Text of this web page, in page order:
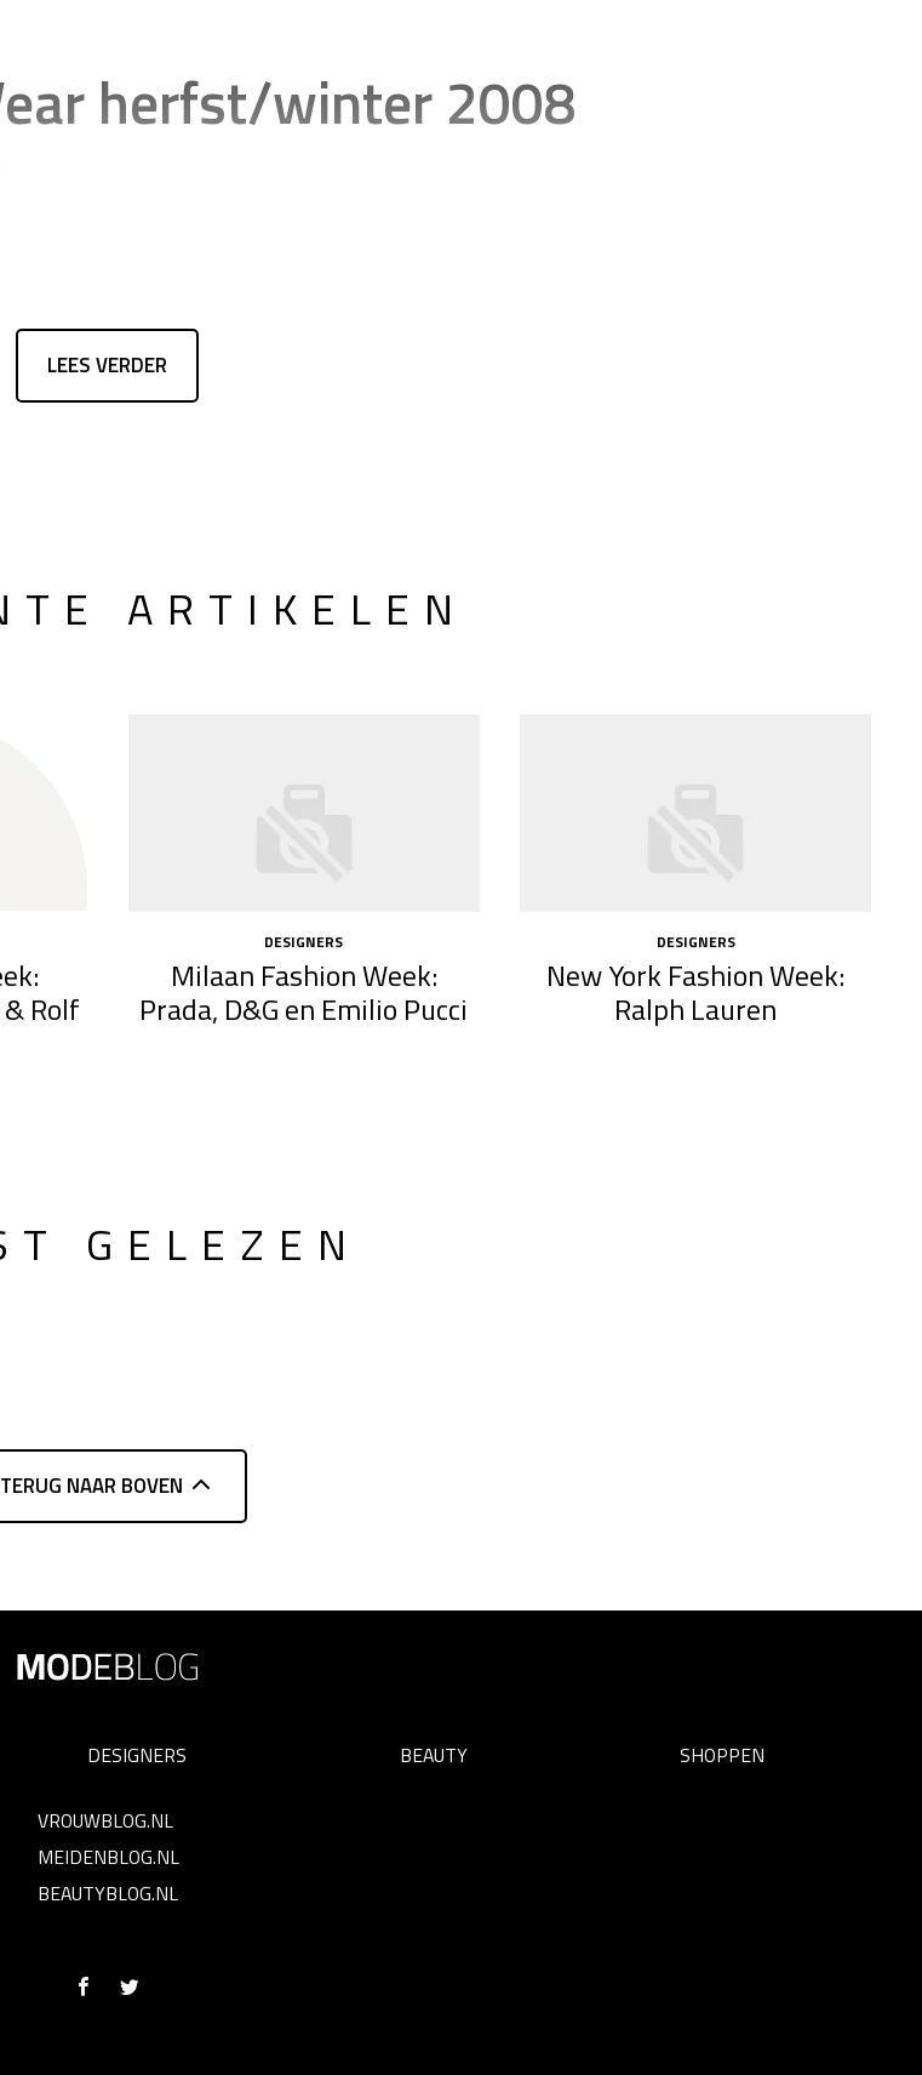
herfst/winter 2008
LEES VERDER
ARTIKELEN
Rolf
DESIGNERS
Milaan Fashion Week:
Prada, D&G en Emilio Pucci
DESIGNERS
New York Fashion Week:
Ralph Lauren
GELEZEN
TERUG NAAR BOVEN
DESIGNERS BEAUTY SHOPPEN
VROUWBLOG.NL
MEIDENBLOG.NL
BEAUTYBLOG.NL